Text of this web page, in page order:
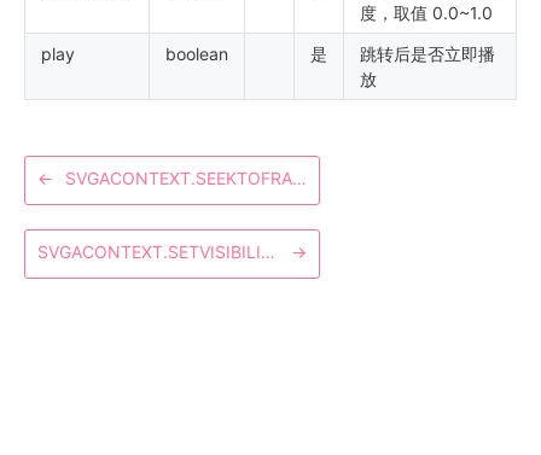
度，取值 0.0~1.0
play
boolean 是
跳转后是否立即播
放
← SVGACONTEXT.SEEKTOFRAME
SVGACONTEXT.SETVISIBILITY →